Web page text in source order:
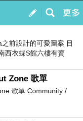
我的
訂閱
前設計的可愛圖案 目
西衣蝶S館六樓有賣
Zone 歌單
歌單 Community /